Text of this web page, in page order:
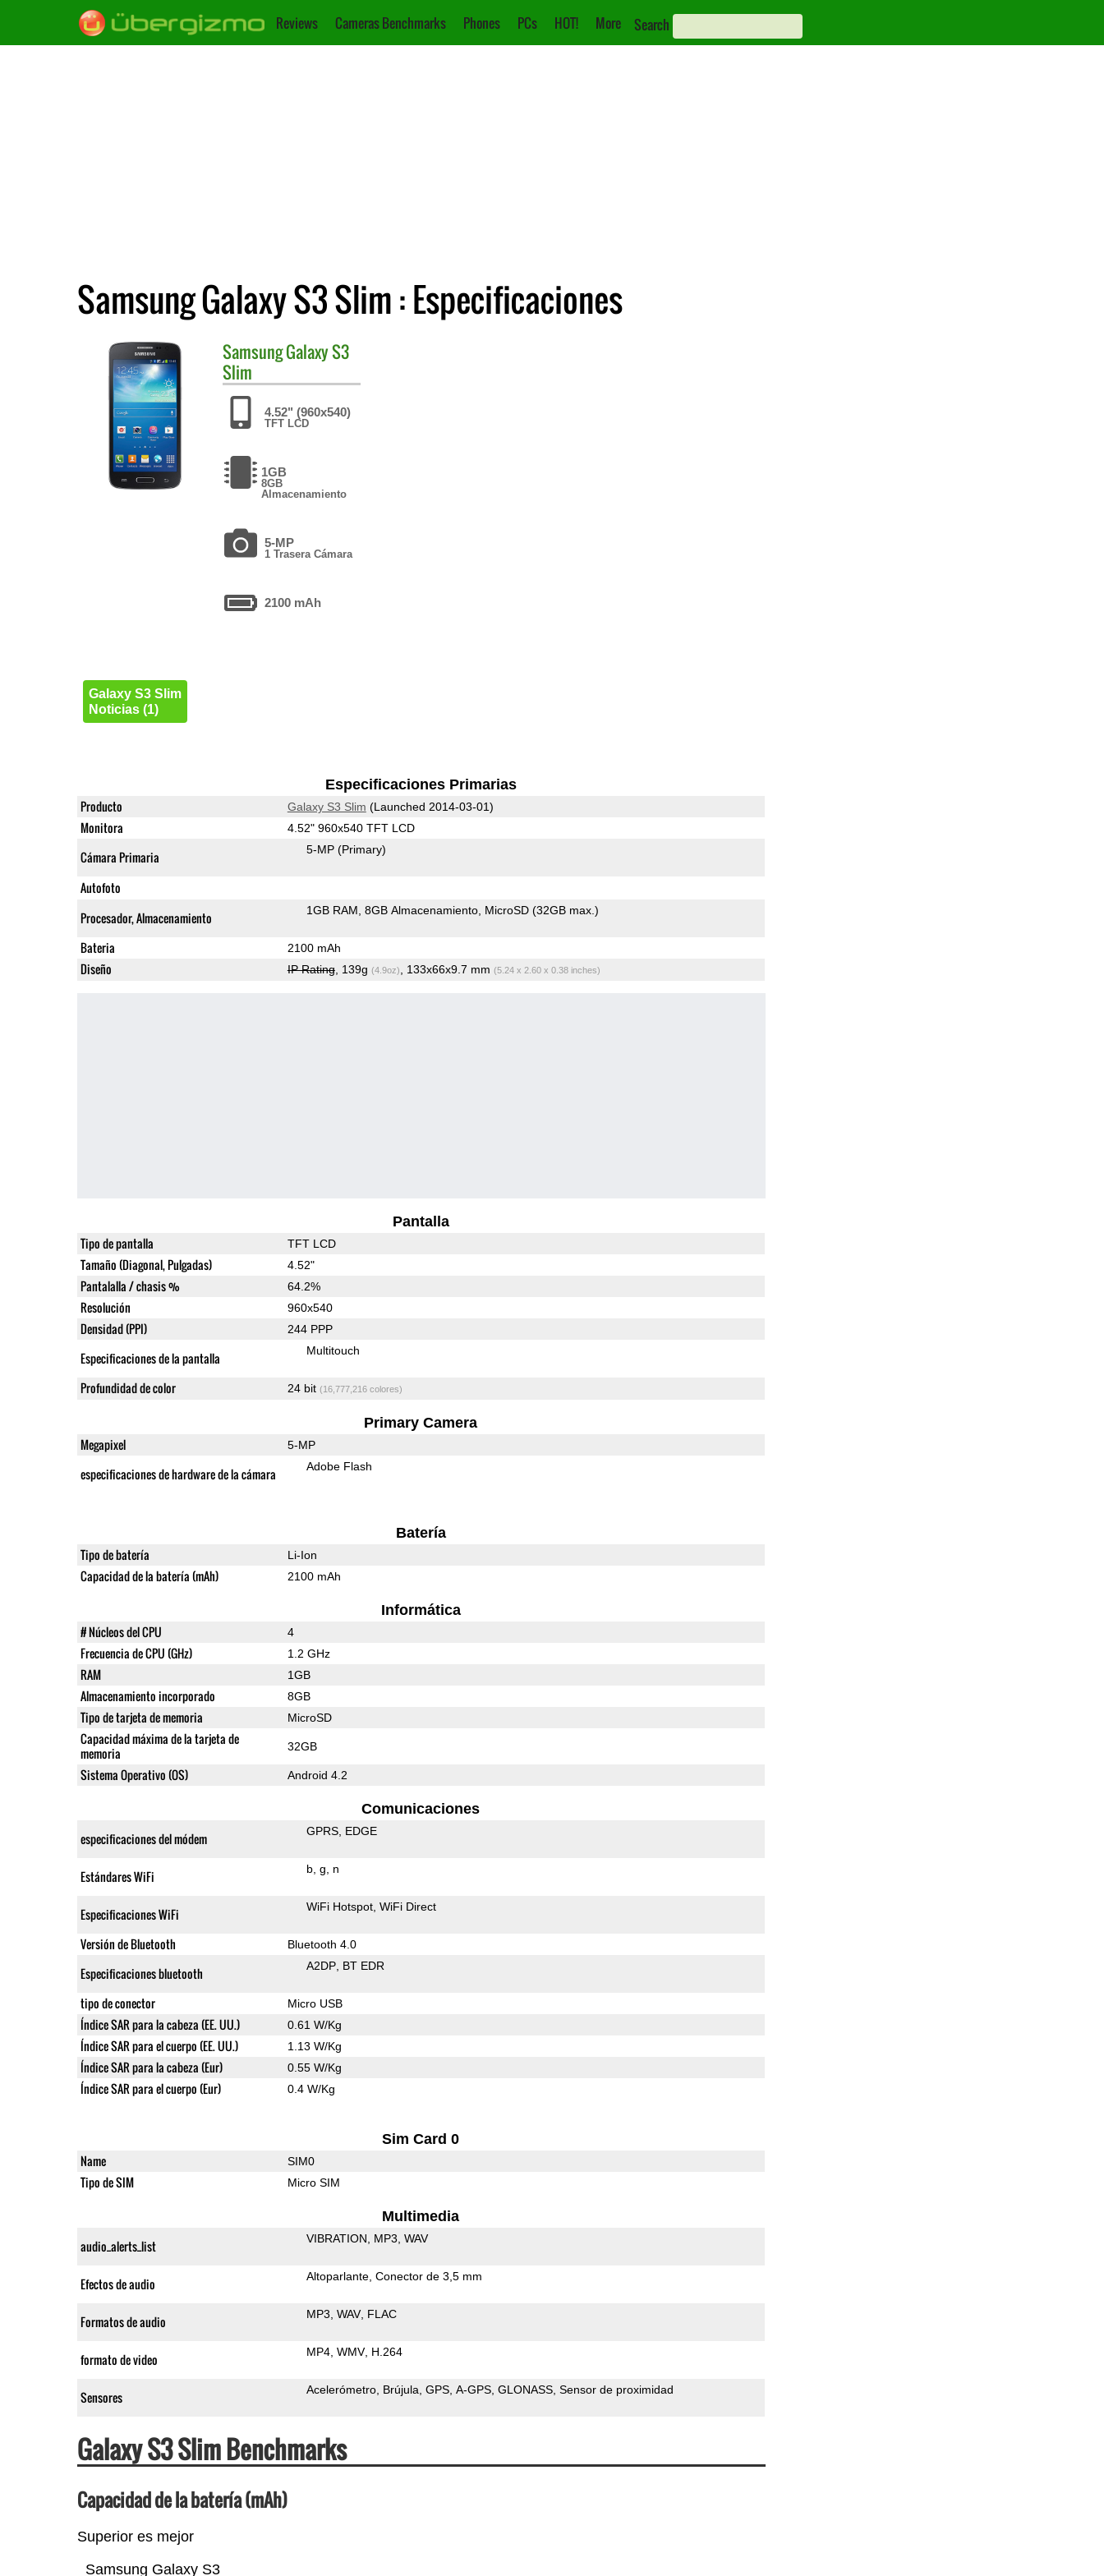
Reviews Cameras Benchmarks Phones PCs HOT! More Search
Samsung Galaxy S3 Slim : Especificaciones
SamsungGalaxy S3
Slim
4.52" (960x540)
TFT LCD
1GB
8GB
Almacenamiento
5-MP
1 Trasera Cámara
2100 mAh
Galaxy S3 Slim
Noticias (1)
Especificaciones Primarias
Producto Galaxy S3 Slim (Launched 2014-03-01)
Monitora 4.52" 960x540 TFT LCD
Cámara Primaria 5-MP (Primary)
Autofoto
Procesador, Almacenamiento
1GB RAM 8GB Almacenamiento MicroSD (32GB max.)
Bateria 2100 mAh
Diseño IP Rating, 139g (4.9oz) , 133x66x9.7 mm (5.24 x 2.60 x 0.38 inches)
Pantalla
Tipo de pantalla TFT LCD
Tamaño (Diagonal, Pulgadas) 4.52"
Pantalalla / chasis % 64.2%
Resolución 960x540
Densidad (PPI) 244 PPP
Especificaciones de la pantalla Multitouch
Profundidad de color 24 bit (16,777,216 colores)
Primary Camera
Megapixel 5-MP
especificaciones de hardware de la cámara Adobe Flash
Batería
Tipo de batería Li-Ion
Capacidad de la batería (mAh) 2100 mAh
Informática
# Núcleos del CPU 4
Frecuencia de CPU (GHz) 1.2 GHz
RAM 1GB
Almacenamiento incorporado 8GB
Tipo de tarjeta de memoria MicroSD
Capacidad máxima de la tarjeta de
memoria
32GB
Sistema Operativo (OS) Android 4.2
Comunicaciones
especificaciones del módem GPRS EDGE
Estándares WiFi b g n
Especificaciones WiFi WiFi Hotspot WiFi Direct
Versión de Bluetooth Bluetooth 4.0
Especificaciones bluetooth A2DP BT EDR
tipo de conector Micro USB
Índice SAR para la cabeza (EE. UU.) 0.61 W/Kg
Índice SAR para el cuerpo (EE. UU.) 1.13 W/Kg
Índice SAR para la cabeza (Eur) 0.55 W/Kg
Índice SAR para el cuerpo (Eur) 0.4 W/Kg
Sim Card 0
Name SIM0
Tipo de SIM Micro SIM
Multimedia
audio_alerts_list VIBRATION MP3 WAV
Efectos de audio Altoparlante Conector de 3,5 mm
Formatos de audio MP3 WAV FLAC
formato de video MP4 WMV H.264
Sensores Acelerómetro Brújula GPS A-GPS GLONASS Sensor de proximidad
Galaxy S3 Slim Benchmarks
Capacidad de la batería (mAh)
Superior es mejor
Samsung Galaxy S3